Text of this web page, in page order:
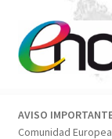
a
la
al
contenido
Blog
AVISO
Comunidad